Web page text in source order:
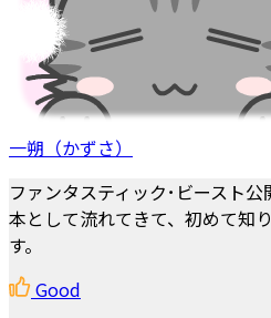
一朔（かずさ）
ファンタスティック･ビースト
本として流れてきて、初めて知
す。
Good